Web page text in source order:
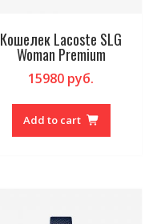
Кошелек Lacoste SLG
Woman Premium
15980 руб.
Add to cart